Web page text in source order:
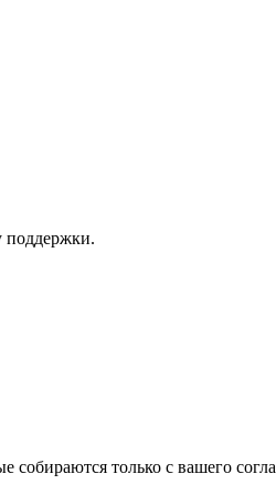
поддержки.
только с вашего